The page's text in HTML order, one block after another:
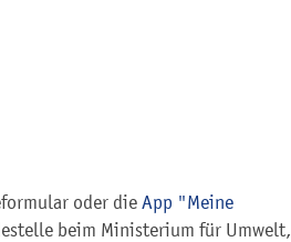
oder dieApp "Meine
beim Ministerium für Umwelt,